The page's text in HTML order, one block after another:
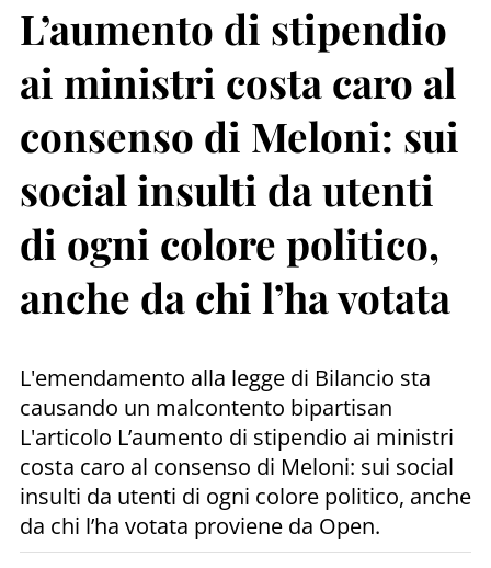
L’aumento di stipendio
ai ministri costa caro al
consenso di Meloni: sui
social insulti da utenti
di ogni colore politico,
anche da chi l’ha votata
L'emendamento alla legge di Bilancio sta
causando un malcontento bipartisan
L'articolo L’aumento di stipendio ai ministri
costa caro al consenso di Meloni: sui social
insulti da utenti di ogni colore politico, anche
da chi l’ha votata proviene da Open.